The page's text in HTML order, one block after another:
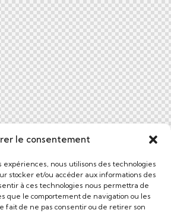
le consentement
nous utilisons des technologies
stocker et/ou accéder aux informations des
à ces technologies nous permettra de
que le comportement de navigation ou les
fait de ne pas consentir ou de retirer son